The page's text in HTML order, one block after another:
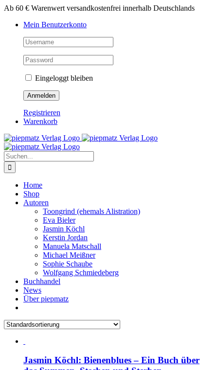
Zum
springen
Ab 60 € Warenwert versandkostenfrei innerhalb Deutschlands
Mein Benutzerkonto
Eingeloggt bleiben
Registrieren
Warenkorb
Suche
nach:
Home
Shop
Autoren
Toongrind (ehemals Alistration)
Eva Bieler
Jasmin Köchl
Kerstin Jordan
Manuela Matschall
Michael Meißner
Sophie Schaube
Wolfgang Schmiedeberg
Buchhandel
News
Über piepmatz
Jasmin Köchl: Bienenblues – Ein Buch über